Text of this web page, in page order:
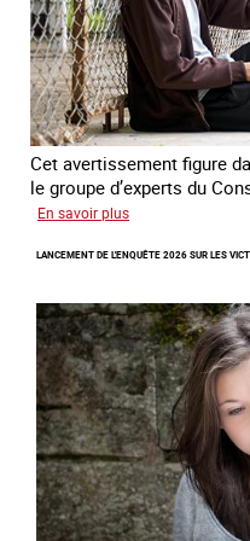
Cet avertissement figure
le groupe d’experts du
En savoir plus
des
de
traite
à
des
fins
de
criminalité
forcée
en
Europe
LANCEMENT DE L'ENQUÊTE 2026 SUR LES